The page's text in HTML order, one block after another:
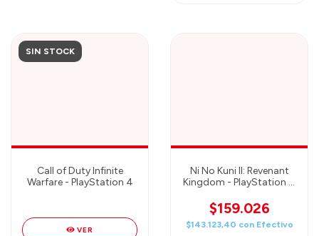
SIN STOCK
Call of Duty Infinite
Warfare - PlayStation 4
VER
Ni No Kuni II: Revenant
Kingdom - PlayStation 4
$159.026
$143.123,40 con Efectivo